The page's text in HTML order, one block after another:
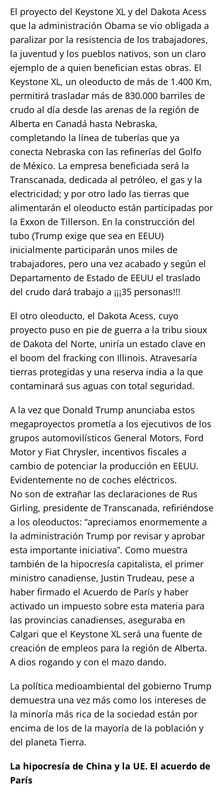
El proyecto del Keystone XL y del Dakota Acess
que la administración Obama se vio obligada a
paralizar por la resistencia de los trabajadores,
la juventud y los pueblos nativos, son un claro
ejemplo de a quien benefician estas obras. El
Keystone XL, un oleoducto de más de 1.400 Km,
permitirá trasladar más de 830.000 barriles de
crudo al día desde las arenas de la región de
Alberta en Canadá hasta Nebraska,
completando la línea de tuberías que ya
conecta Nebraska con las refinerías del Golfo
de México. La empresa beneficiada será la
Transcanada, dedicada al petróleo, el gas y la
electricidad; y por otro lado las tierras que
alimentarán el oleoducto están participadas por
la Exxon de Tillerson. En la construcción del
tubo (Trump exige que sea en EEUU)
inicialmente participarán unos miles de
trabajadores, pero una vez acabado y según el
Departamento de Estado de EEUU el traslado
del crudo dará trabajo a ¡¡¡35 personas!!!
El otro oleoducto, el Dakota Acess, cuyo
proyecto puso en pie de guerra a la tribu sioux
de Dakota del Norte, uniría un estado clave en
el boom del fracking con Illinois. Atravesaría
tierras protegidas y una reserva india a la que
contaminará sus aguas con total seguridad.
A la vez que Donald Trump anunciaba estos
megaproyectos prometía a los ejecutivos de los
grupos automovilísticos General Motors, Ford
Motor y Fiat Chrysler, incentivos fiscales a
cambio de potenciar la producción en EEUU.
Evidentemente no de coches eléctricos.
No son de extrañar las declaraciones de Rus
Girling, presidente de Transcanada, refiriéndose
a los oleoductos: “apreciamos enormemente a
la administración Trump por revisar y aprobar
esta importante iniciativa”. Como muestra
también de la hipocresía capitalista, el primer
ministro canadiense, Justin Trudeau, pese a
haber firmado el Acuerdo de París y haber
activado un impuesto sobre esta materia para
las provincias canadienses, aseguraba en
Calgari que el Keystone XL será una fuente de
creación de empleos para la región de Alberta.
A dios rogando y con el mazo dando.
La política medioambiental del gobierno Trump
demuestra una vez más como los intereses de
la minoría más rica de la sociedad están por
encima de los de la mayoría de la población y
del planeta Tierra.
La hipocresía de China y la UE. El acuerdo de
París